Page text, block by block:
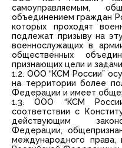
самоуправляемым,
объединением граждан
которых проходят
подлежат призыву на
военнослужащих в
общественных
признающих цели и
1.2. ООО “КСМ России”
на территории более
Федерации и имеет
1.3. ООО “КСМ
соответствии с
действующим
Федерации,
международного